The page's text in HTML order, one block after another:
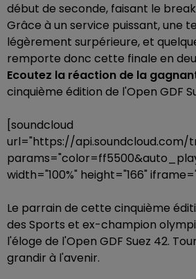
début de seconde, faisant le
Grâce à un service puissant, une
légèrement surpérieure, et
remporte donc cette finale en
Ecoutez la réaction de la
cinquième édition de l'Open GDF
[soundcloud
url="https://api.soundcloud.com/
width="100%" height="166"
Le parrain de cette cinquième
des Sports et ex-champion
l'éloge de l'Open GDF Suez 42.
grandir à l'avenir.